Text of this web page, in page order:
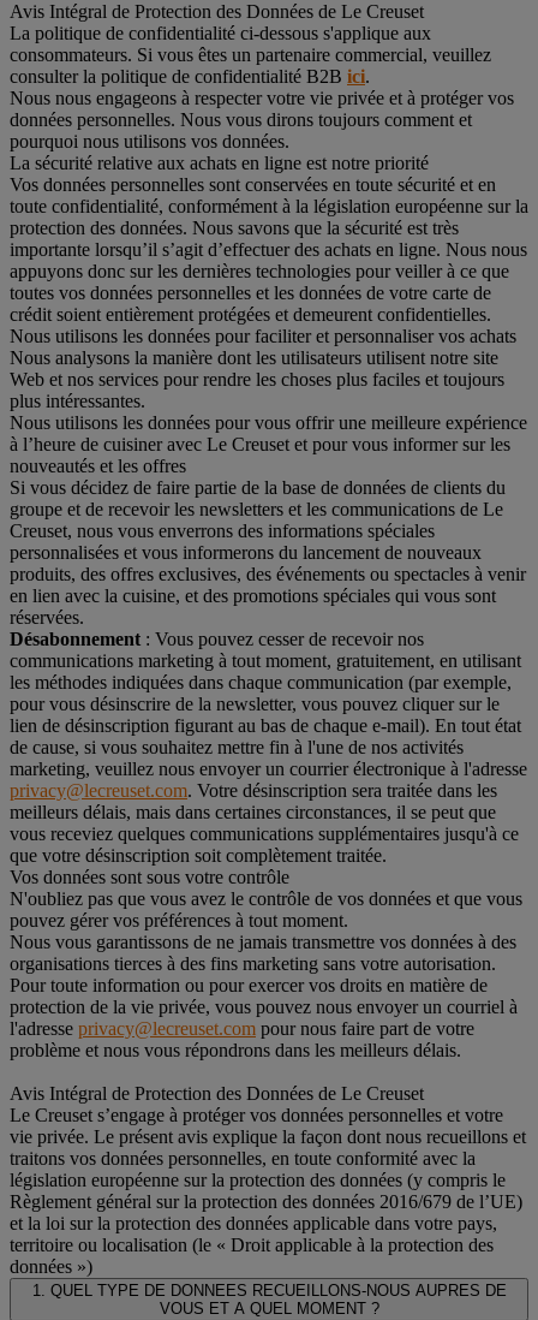
Avis Intégral de Protection des Données de Le Creuset
La politique de confidentialité ci-dessous s'applique aux
consommateurs. Si vous êtes un partenaire commercial, veuillez
consulter la politique de confidentialité B2B ici.
Nous nous engageons à respecter votre vie privée et à protéger vos
données personnelles. Nous vous dirons toujours comment et
pourquoi nous utilisons vos données.
La sécurité relative aux achats en ligne est notre priorité
Vos données personnelles sont conservées en toute sécurité et en
toute confidentialité, conformément à la législation européenne sur la
protection des données. Nous savons que la sécurité est très
importante lorsqu’il s’agit d’effectuer des achats en ligne. Nous nous
appuyons donc sur les dernières technologies pour veiller à ce que
toutes vos données personnelles et les données de votre carte de
crédit soient entièrement protégées et demeurent confidentielles.
Nous utilisons les données pour faciliter et personnaliser vos achats
Nous analysons la manière dont les utilisateurs utilisent notre site
Web et nos services pour rendre les choses plus faciles et toujours
plus intéressantes.
Nous utilisons les données pour vous offrir une meilleure expérience
à l’heure de cuisiner avec Le Creuset et pour vous informer sur les
nouveautés et les offres
Si vous décidez de faire partie de la base de données de clients du
groupe et de recevoir les newsletters et les communications de Le
Creuset, nous vous enverrons des informations spéciales
personnalisées et vous informerons du lancement de nouveaux
produits, des offres exclusives, des événements ou spectacles à venir
en lien avec la cuisine, et des promotions spéciales qui vous sont
réservées.
Désabonnement : Vous pouvez cesser de recevoir nos
communications marketing à tout moment, gratuitement, en utilisant
les méthodes indiquées dans chaque communication (par exemple,
pour vous désinscrire de la newsletter, vous pouvez cliquer sur le
lien de désinscription figurant au bas de chaque e-mail). En tout état
de cause, si vous souhaitez mettre fin à l'une de nos activités
marketing, veuillez nous envoyer un courrier électronique à l'adresse
privacy@lecreuset.com. Votre désinscription sera traitée dans les
meilleurs délais, mais dans certaines circonstances, il se peut que
vous receviez quelques communications supplémentaires jusqu'à ce
que votre désinscription soit complètement traitée.
Vos données sont sous votre contrôle
N'oubliez pas que vous avez le contrôle de vos données et que vous
pouvez gérer vos préférences à tout moment.
Nous vous garantissons de ne jamais transmettre vos données à des
organisations tierces à des fins marketing sans votre autorisation.
Pour toute information ou pour exercer vos droits en matière de
protection de la vie privée, vous pouvez nous envoyer un courriel à
l'adresse privacy@lecreuset.com pour nous faire part de votre
problème et nous vous répondrons dans les meilleurs délais.
Avis Intégral de Protection des Données de Le Creuset
Le Creuset s’engage à protéger vos données personnelles et votre
vie privée. Le présent avis explique la façon dont nous recueillons et
traitons vos données personnelles, en toute conformité avec la
législation européenne sur la protection des données (y compris le
Règlement général sur la protection des données 2016/679 de l’UE)
et la loi sur la protection des données applicable dans votre pays,
territoire ou localisation (le « Droit applicable à la protection des
données »)
1. QUEL TYPE DE DONNEES RECUEILLONS-NOUS AUPRES DE
VOUS ET A QUEL MOMENT ?